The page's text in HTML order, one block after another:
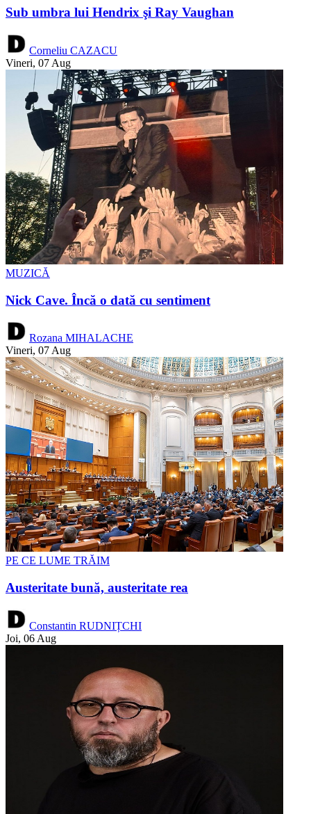
Sub umbra lui Hendrix şi Ray Vaughan
Corneliu CAZACU
Vineri, 07 Aug
MUZICĂ
Nick Cave. Încă o dată cu sentiment
Rozana MIHALACHE
Vineri, 07 Aug
PE CE LUME TRĂIM
Austeritate bună, austeritate rea
Constantin RUDNIȚCHI
Joi, 06 Aug